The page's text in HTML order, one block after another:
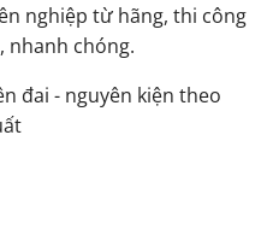
nghiệp từ hãng, thi công
nhanh chóng.
đai - nguyên kiện theo